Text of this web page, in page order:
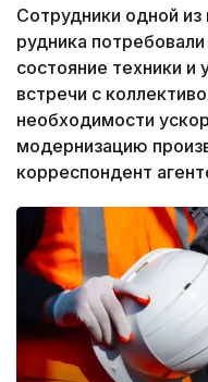
Сотрудники одной
рудника
состояние техники и
встречи с
необходимости
модернизацию
корреспондент